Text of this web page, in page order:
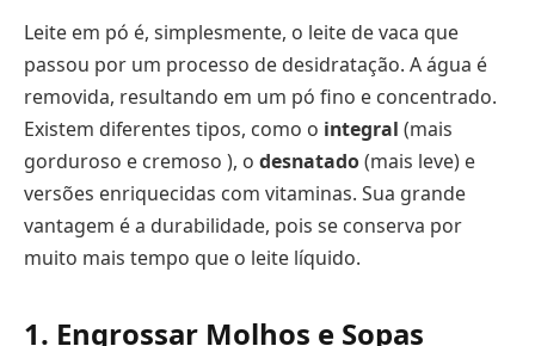
Leite em pó é, simplesmente, o leite de vaca que
passou por um processo de desidratação. A água é
removida, resultando em um pó fino e concentrado.
Existem diferentes tipos, como o integral (mais
gorduroso e cremoso ), o desnatado(mais leve) e
versões enriquecidas com vitaminas. Sua grande
vantagem é a durabilidade, pois se conserva por
muito mais tempo que o leite líquido.
1. Engrossar Molhos e Sopas